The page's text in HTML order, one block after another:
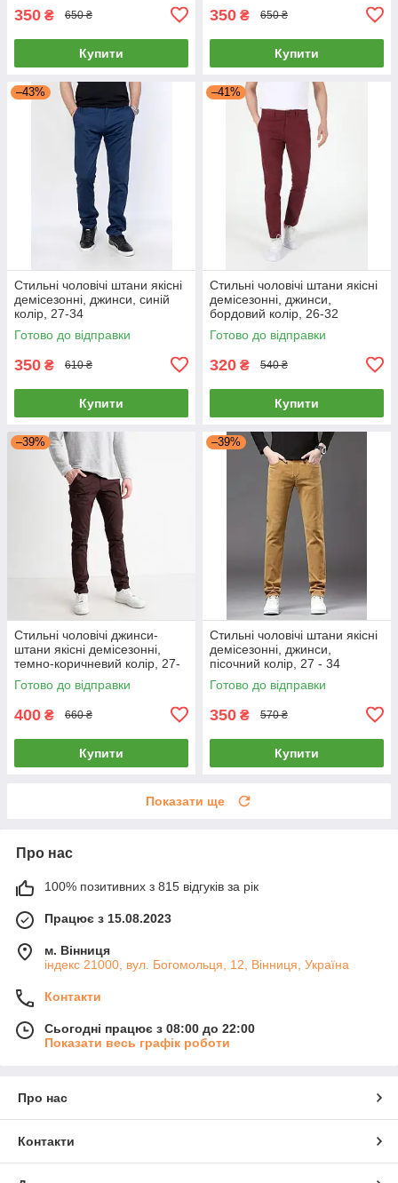
350 ₴ 650 ₴
Купити
350 ₴ 650 ₴
Купити
–43%
Стильні чоловічі штани якісні
демісезонні, джинси, синій
колір, 27-34
Готово до відправки
350 ₴ 610 ₴
Купити
–41%
Стильні чоловічі штани якісні
демісезонні, джинси,
бордовий колір, 26-32
Готово до відправки
320 ₴ 540 ₴
Купити
–39%
Стильні чоловічі джинси-
штани якісні демісезонні,
темно-коричневий колір, 27-
36
Готово до відправки
400 ₴ 660 ₴
Купити
–39%
Стильні чоловічі штани якісні
демісезонні, джинси,
пісочний колір, 27 - 34
Готово до відправки
350 ₴ 570 ₴
Купити
Показати ще
Про нас
100% позитивних з 815 відгуків за рік
Працює з 15.08.2023
м. Вінниця
індекс 21000, вул. Богомольця, 12, Вінниця, Україна
Контакти
Сьогодні працює з 08:00 до 22:00
Показати весь графік роботи
Про нас
Контакти